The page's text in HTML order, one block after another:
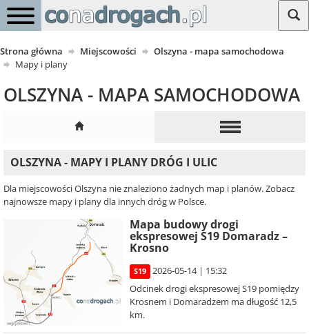
Strona główna Miejscowości
Olszyna - mapa samochodowa
Mapy i plany
OLSZYNA - MAPA SAMOCHODOWA
OLSZYNA - MAPY I PLANY DRÓG I ULIC
Dla miejscowości Olszyna nie znaleziono żadnych map i planów. Zobacz
najnowsze mapy i plany dla innych dróg w Polsce.
Mapa budowy drogi
ekspresowej S19 Domaradz –
Krosno
S19
2026-05-14 | 15:32
Odcinek drogi ekspresowej S19 pomiędzy
Krosnem i Domaradzem ma długość 12,5
km.